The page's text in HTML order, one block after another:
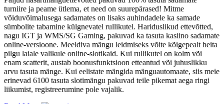
turniire ja peame ütlema, et need on suurepärased! Mitme
võiduvõimalusega sadamates on lisaks auhindadele ka samade
sümbolite tabamine külgnevatel rullikutel. Hariduslikud ettevõtted,
nagu IGT ja WMS/SG Gaming, pakuvad ka tasuta kasiino sadamate
online-versioone. Meeldiva mängu leidmiseks võite kõigepealt heita
pilgu laiale valikule online-slotikaid. Kui rullikutel on kolm või
enam scatterit, austab boonusfunktsioon etteantud või juhuslikku
arvu tasuta mänge. Kui eelistate mängida mänguautomaate, siis meie
erinevad 6100 tasuta slotimängu pakuvad teile pikemat aega ringi
liikumist, registreerumine pole vajalik.